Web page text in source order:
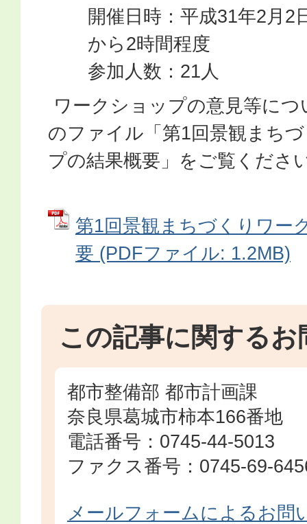
開催日時：平成31年2月2
から2時間程度
参加人数：21人
ワークショップの意見等に
のファイル「第1回景観まち
プの結果概要」をご覧くださ
第1回景観まちづくりワー
要 (PDFファイル: 1.2MB)
この記事に関するお
都市整備部 都市計画課
奈良県葛城市柿本166番地
電話番号：0745-44-5013
ファクス番号：0745-69-
メールフォームによるお問